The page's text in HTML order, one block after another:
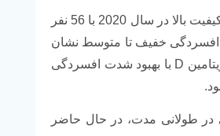
یک مطالعه کوچک و با کیفیت بالا در سال 2020 با 56 نفر
افسردگی خفیف تا متوسط نشان
داد که مصرف مکمل ویتامین D با بهبود شدت افسردگی
در طولانی مدت، در حال حاضر